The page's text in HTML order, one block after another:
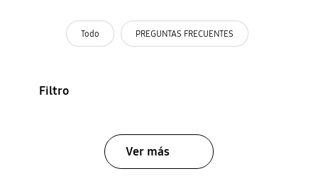
Todo PREGUNTAS FRECUENTES
Filtro
Ver más